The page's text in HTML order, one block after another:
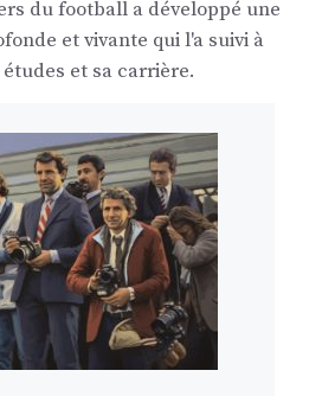
du football a développé une
et vivante qui l'a suivi à
et sa carrière.